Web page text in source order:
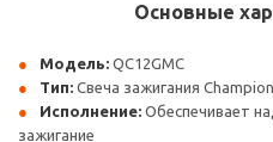
Основные
Модель: QC12GMC
Тип: Свеча зажигания Champion
Исполнение: Обеспечивает
зажигание